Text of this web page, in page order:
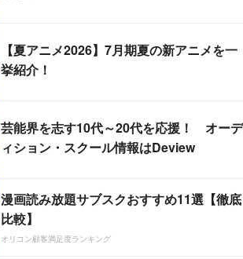
【夏アニメ2026】7月期夏の新アニメを一
挙紹介！
芸能界を志す10代～20代を応援！ オーデ
ィション・スクール情報はDeview
漫画読み放題サブスクおすすめ11選【徹底
比較】
オリコン顧客満足度ランキング